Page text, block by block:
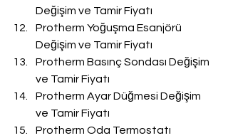
Değişim ve Tamir Fiyatı
Protherm Yoğuşma Esanjörü
Değişim ve Tamir Fiyatı
Protherm Basınç Sondası Değişim
ve Tamir Fiyatı
Protherm Ayar Düğmesi Değişim
ve Tamir Fiyatı
Protherm Oda Termostatı